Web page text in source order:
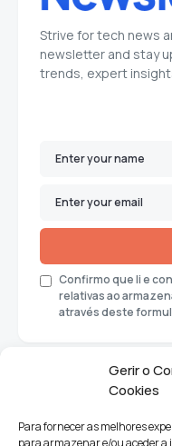
Gerir o
Cookies
Para fornecer as melhores
para armazenar e/ou aceder a
Strive for tech news
newsletter and stay
trends, expert
Confirmo que li e
relativas ao
através deste